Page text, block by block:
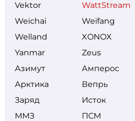
Vektor
WattStream
Weichai
Weifang
Welland
XONOX
Yanmar
Zeus
Азимут
Амперос
Арктика
Вепрь
Заряд
Исток
ММЗ
ПСМ